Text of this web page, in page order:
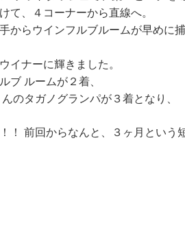
て、４コーナーから直線へ。
からウインフルブルームが早めに
イナーに輝きました。
ブ ルームが２着、
のタガノグランパが３着となり、
前回からなんと、３ヶ月という